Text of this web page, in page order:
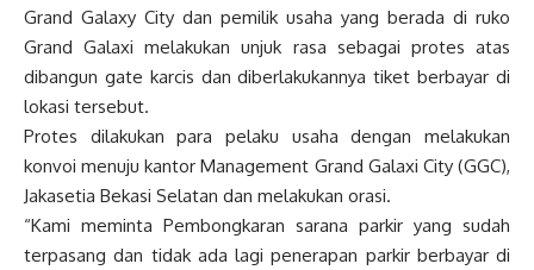
Grand Galaxy City dan pemilik usaha yang berada di ruko
Grand Galaxi melakukan unjuk rasa sebagai protes atas
dibangun gate karcis dan diberlakukannya tiket berbayar di
lokasi tersebut.
Protes dilakukan para pelaku usaha dengan melakukan
konvoi menuju kantor Management Grand Galaxi City (GGC),
Jakasetia Bekasi Selatan dan melakukan orasi.
“Kami meminta Pembongkaran sarana parkir yang sudah
terpasang dan tidak ada lagi penerapan parkir berbayar di